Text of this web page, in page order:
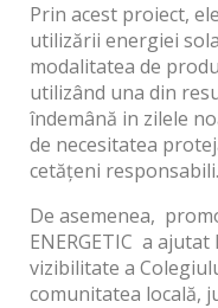
Prin acest proiect,
utilizării energiei
modalitatea de
utilizând una din
îndemână in zilele
de necesitatea
cetățeni responsabili.
De asemenea,
ENERGETIC a
vizibilitate a
comunitatea locală,